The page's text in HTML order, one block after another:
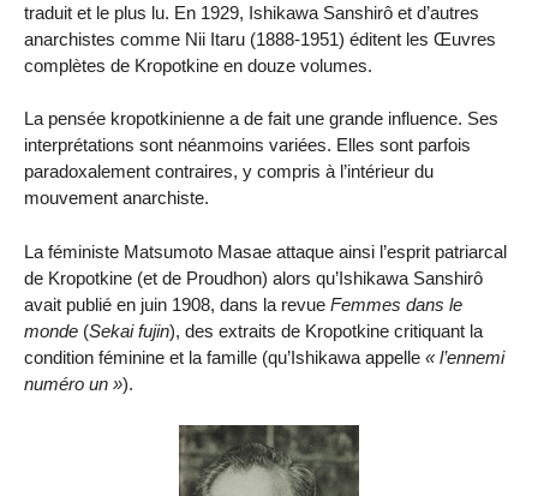
traduit et le plus lu. En 1929, Ishikawa Sanshirô et d’autres
anarchistes comme Nii Itaru (1888-1951) éditent les Œuvres
complètes de Kropotkine en douze volumes.
La pensée kropotkinienne a de fait une grande influence. Ses
interprétations sont néanmoins variées. Elles sont parfois
paradoxalement contraires, y compris à l’intérieur du
mouvement anarchiste.
La féministe Matsumoto Masae attaque ainsi l’esprit patriarcal
de Kropotkine (et de Proudhon) alors qu’Ishikawa Sanshirô
avait publié en juin 1908, dans la revue Femmes dans le
monde (Sekai fujin), des extraits de Kropotkine critiquant la
condition féminine et la famille (qu’Ishikawa appelle
l’ennemi
numéro un
).